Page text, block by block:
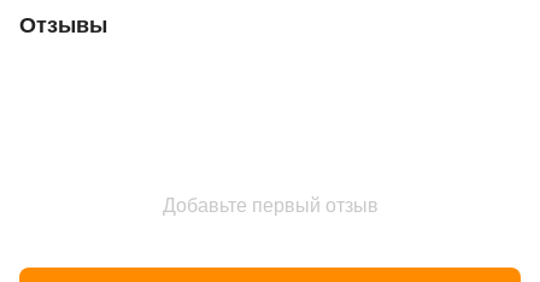
Отзывы
Добавьте первый отзыв